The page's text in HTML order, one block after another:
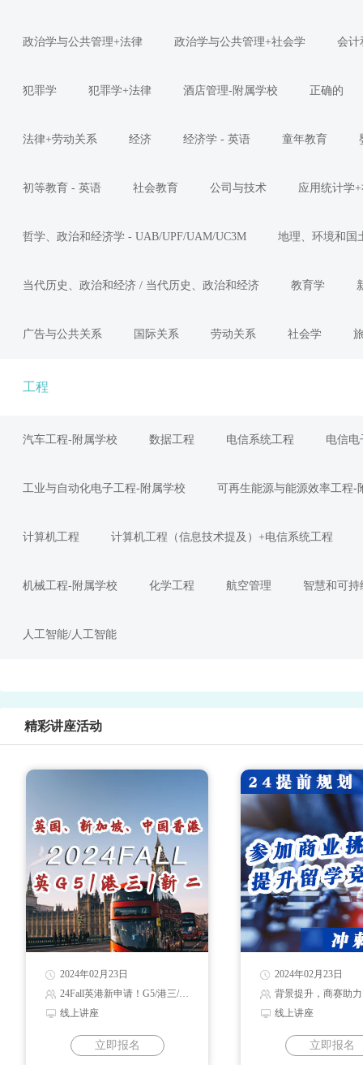
政治学与公共管理+法律 政治学与公共管理+社会学 会计
犯罪学 犯罪学+法律 酒店管理-附属学校 正确的
法律+劳动关系 经济 经济学 - 英语 童年教育
初等教育 - 英语 社会教育 公司与技术 应用统计学
哲学、政治和经济学 - UAB/UPF/UAM/UC3M 地理、环境和国
当代历史、政治和经济 / 当代历史、政治和经济 教育学
广告与公共关系 国际关系 劳动关系 社会学
工程
汽车工程-附属学校 数据工程 电信系统工程 电信电
工业与自动化电子工程-附属学校 可再生能源与能源效率工程-
计算机工程 计算机工程（信息技术提及）+电信系统工程
机械工程-附属学校 化学工程 航空管理 智慧和可
人工智能/人工智能
精彩讲座活动
2024年02月23日
24Fall英港新申请！G5/港三/新二录取解读
线上讲座
立即报名
2024年02月23日
背景提升，商赛助力
线上讲座
立即报名